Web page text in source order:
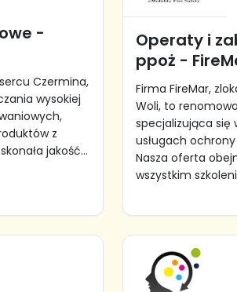
-
Czermina,
wysokiej
z
jakość...
Operaty i
ppoż -
Firma FireMar,
Woli, to
specjalizująca się
usługach
Nasza oferta
wszystkim